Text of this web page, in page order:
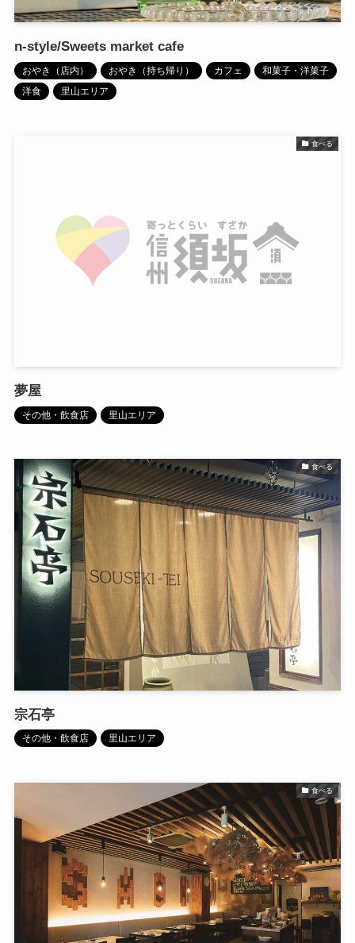
n-style/Sweets market cafe
おやき（店内） おやき（持ち帰り） カフェ
和菓子・洋菓子
洋食
里山エリア
食べる
夢屋
その他・飲食店 里山エリア
食べる
宗石亭
その他・飲食店 里山エリア
食べる